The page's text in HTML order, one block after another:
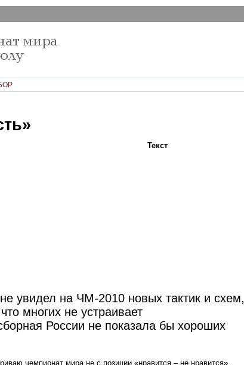
Текст
увидел на ЧМ-2010 новых тактик и схем,
многих не устраивает
России не показала бы хороших
чемпионат мира не с позиции «нравится – не нравится».